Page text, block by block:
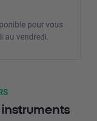
pour vous
au vendredi.